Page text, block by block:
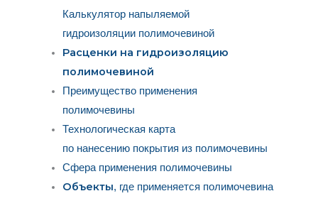
Калькулятор напыляемой
гидроизоляции полимочевиной
Расценки на гидроизоляцию
полимочевиной
Преимущество применения
полимочевины
Технологическая карта
по нанесению покрытия из полимочевины
Сфера применения полимочевины
Объекты, где применяется полимочевина